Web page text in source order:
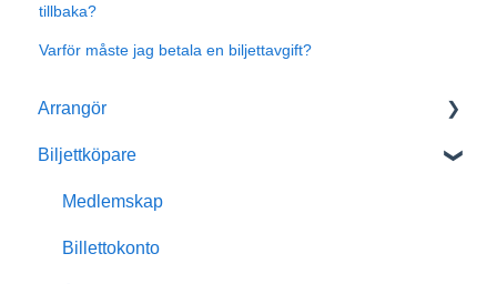
tillbaka?
Varför måste jag betala en biljettavgift?
Arrangör
Kom igång med Billetto
Mitt Billetto
Skapa event
Biljettköpare
Medlemskap
Billettokonto